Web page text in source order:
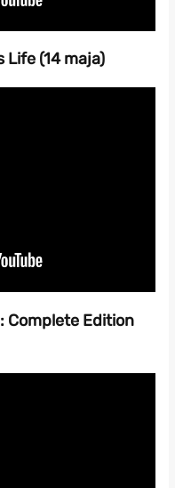
Life (14 maja)
Complete Edition